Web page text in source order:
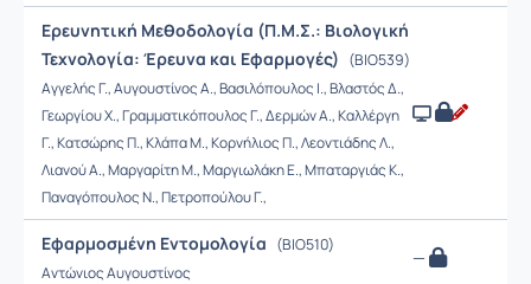
Ερευνητική Μεθοδολογία (Π.Μ.Σ.: Βιολογική
Τεχνολογία: Έρευνα και Εφαρμογές) (BIO539)
Αγγελής Γ., Αυγουστίνος Α., Βασιλόπουλος Ι., Βλαστός Δ.,
Γεωργίου Χ., Γραμματικόπουλος Γ., Δερμών Α., Καλλέργη
Γ., Κατσώρης Π., Κλάπα Μ., Κορνήλιος Π., Λεοντιάδης Λ.,
Λιανού Α., Μαργαρίτη Μ., Μαργιωλάκη Ε., Μπαταργιάς Κ.,
Παναγόπουλος Ν., Πετροπούλου Γ.,
Εφαρμοσμένη Εντομολογία (BIO510)
Αντώνιος Αυγουστίνος
—